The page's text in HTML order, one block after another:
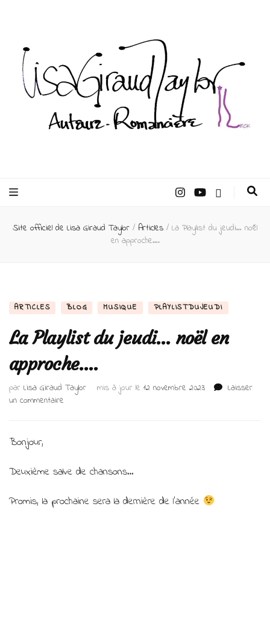
Taylor –
Auteur
Site officiel de Lisa Giraud Taylor / Articles / La Playlist du jeudi… noël
en approche….
ARTICLES BLOG MUSIQUE PLAYLISTDUJEUDI
La Playlist du jeudi… noël en
approche….
par Lisa Giraud Taylor mis à jour le 12 novembre 2023
Laisser
un commentaire
en
Bonjour,
Deuxième salve de chansons…
Promis, la prochaine sera la dernière de l’année